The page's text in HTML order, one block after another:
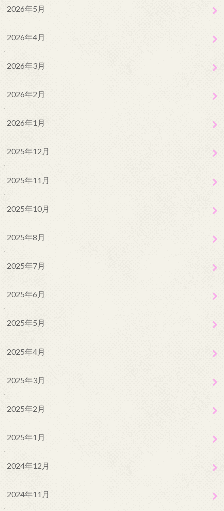
2026年5月
2026年4月
2026年3月
2026年2月
2026年1月
2025年12月
2025年11月
2025年10月
2025年8月
2025年7月
2025年6月
2025年5月
2025年4月
2025年3月
2025年2月
2025年1月
2024年12月
2024年11月